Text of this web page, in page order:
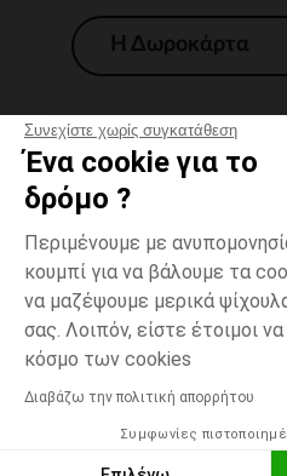
Συνεχίστε χωρίς συγκατάθεση
Ένα cookie για το
δρόμο ?
Περιμένουμε με
κουμπί για να βάλουμε τα
να μαζέψουμε μερικά
σας. Λοιπόν, είστε έτοιμοι
κόσμο των cookies
Διαβάζω την πολιτική απορρήτου
Συμφωνίες
Ροζ
Δυνατότητα
ΠΡΟΣΘΉΚΗ ΣΤΟ
Η Δωροκάρτα
Γενικοί
*Εμπορικες
Προσωπικά
Διαχείρηση
Προσβασιμότητα:
H Orchestra συμμετέχει στον
μεσολάβησης της Γαλλικής